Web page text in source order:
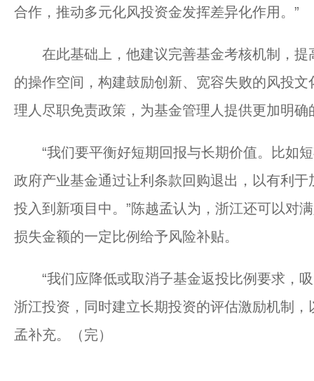
合作，推动多元化风投资金发挥差异化作用。”
在此基础上，他建议完善基金考核机制，提
的操作空间，构建鼓励创新、宽容失败的风投
理人尽职免责政策，为基金管理人提供更加明
“我们要平衡好短期回报与长期价值。比如短
政府产业基金通过让利条款回购退出，以有利
投入到新项目中。”陈越孟认为，浙江还可以对
损失金额的一定比例给予风险补贴。
“我们应降低或取消子基金返投比例要求，吸
浙江投资，同时建立长期投资的评估激励机制
孟补充。（完）